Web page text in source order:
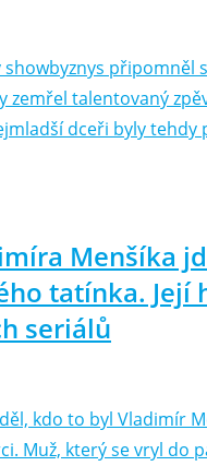
showbyznys připomněl
zemřel talentovaný
dceři byly tehdy
Menšíka
tatínka. Její
seriálů
kdo to byl Vladimír
Muž, který se vryl do